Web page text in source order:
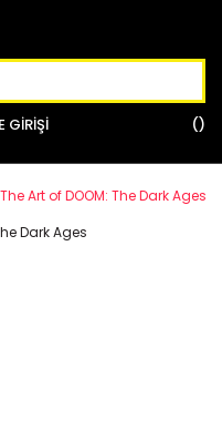
GİRİŞİ
The Art of DOOM: The Dark Ages